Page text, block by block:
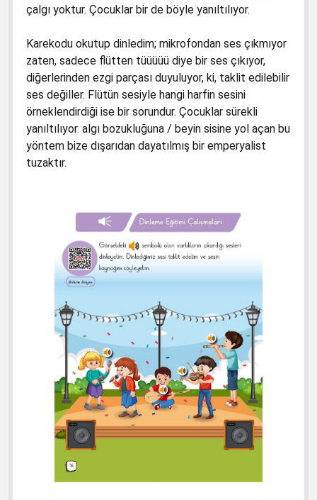
çalgı yoktur. Çocuklar bir de böyle yanıltılıyor.
Karekodu okutup dinledim; mikrofondan ses çıkmıyor
zaten, sadece flütten tüüüüü diye bir ses çıkıyor,
diğerlerinden ezgi parçası duyuluyor, ki, taklit edilebilir
ses değiller. Flütün sesiyle hangi harfin sesini
örneklendirdiği ise bir sorundur. Çocuklar sürekli
yanıltılıyor. algı bozukluğuna / beyin sisine yol açan bu
yöntem bize dışarıdan dayatılmış bir emperyalist
tuzaktır.